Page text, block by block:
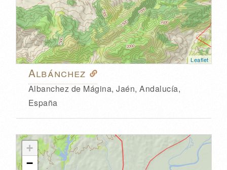
Leaflet
Albánchez
Albanchez de Mágina, Jaén, Andalucía,
España
+
−